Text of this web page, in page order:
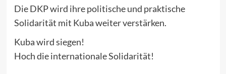
Die DKP wird ihre politische und praktische
Solidarität mit Kuba weiter verstärken.
Kuba wird siegen!
Hoch die internationale Solidarität!